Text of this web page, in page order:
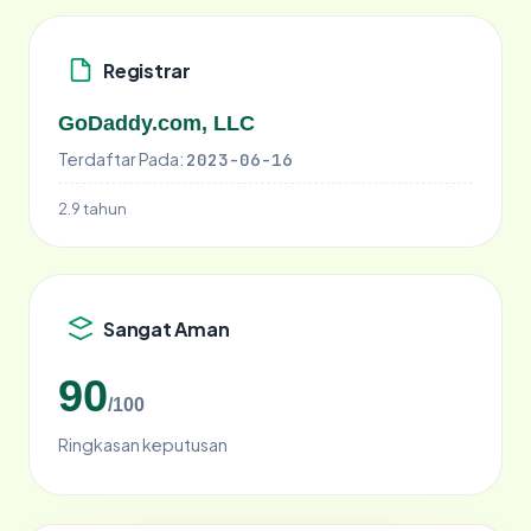
Registrar
GoDaddy.com, LLC
Terdaftar Pada: 2023-06-16
2.9 tahun
Sangat Aman
90/100
Ringkasan keputusan